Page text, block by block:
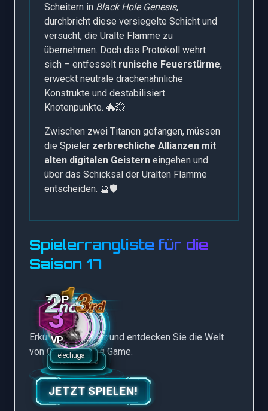
Scheitern in Black Hole Genesis,
durchbricht diese versiegelte Schicht und
versucht, die Uralte Flamme zu
übernehmen. Doch das Protokoll wehrt
sich – entfesselt runische Feuerstürme,
erweckt neutrale drachenähnliche
Konstrukte und destabilisiert
Knotenpunkte. 🐲💥
Zwischen zwei Titanen gefangen, müssen
die Spieler zerbrechliche Allianzen mit
alten digitalen Geistern eingehen und
über das Schicksal der Uralten Flamme
entscheiden. 🔮🛡️
Spielerrangliste für die
Saison 17
3
VP
Erkunden Sie mehr und entdecken Sie die Welt
von Crypto Mining Game.
JETZT SPIELEN!